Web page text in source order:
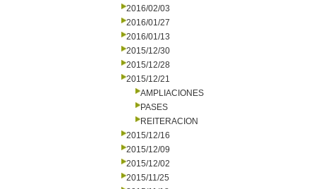
2016/02/03
2016/01/27
2016/01/13
2015/12/30
2015/12/28
2015/12/21
AMPLIACIONES
PASES
REITERACION
2015/12/16
2015/12/09
2015/12/02
2015/11/25